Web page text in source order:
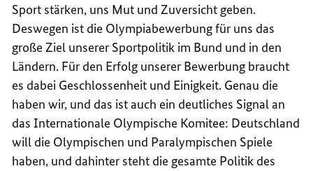
Sport stärken, uns Mut und Zuversicht geben.
Deswegen ist die Olympiabewerbung für uns das
große Ziel unserer Sportpolitik im Bund und in den
Ländern. Für den Erfolg unserer Bewerbung braucht
es dabei Geschlossenheit und Einigkeit. Genau die
haben wir, und das ist auch ein deutliches Signal an
das Internationale Olympische Komitee: Deutschland
will die Olympischen und Paralympischen Spiele
haben, und dahinter steht die gesamte Politik des